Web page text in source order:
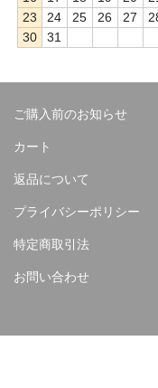
23
24 25 26 27
30
31
ご購入前のお知らせ
カート
返品について
プライバシーポリシー
特定商取引法
お問い合わせ